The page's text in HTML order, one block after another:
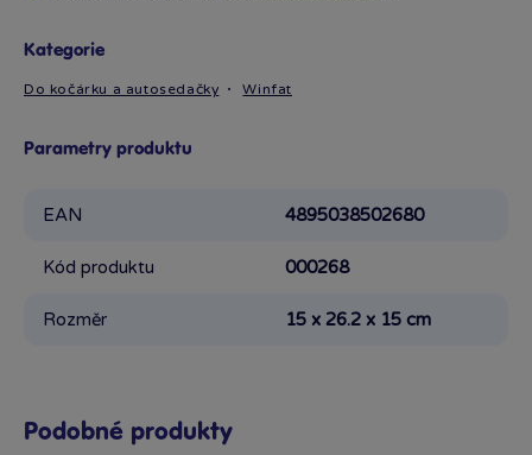
Kategorie
Do kočárku a autosedačky Winfat
Parametry produktu
EAN 4895038502680
Kód produktu 000268
Rozměr 15 x 26.2 x 15 cm
Podobné produkty